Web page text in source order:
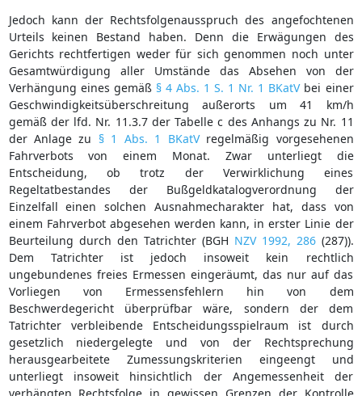
Jedoch kann der Rechtsfolgenausspruch des angefochtenen
Urteils keinen Bestand haben. Denn die Erwägungen des
Gerichts rechtfertigen weder für sich genommen noch unter
Gesamtwürdigung aller Umstände das Absehen von der
Verhängung eines gemäß § 4 Abs. 1 S. 1 Nr. 1 BKatVbei einer
Geschwindigkeitsüberschreitung außerorts um 41 km/h
gemäß der lfd. Nr. 11.3.7 der Tabelle c des Anhangs zu Nr. 11
der Anlage zu § 1 Abs. 1 BKatVregelmäßig vorgesehenen
Fahrverbots von einem Monat. Zwar unterliegt die
Entscheidung, ob trotz der Verwirklichung eines
Regeltatbestandes der Bußgeldkatalogverordnung der
Einzelfall einen solchen Ausnahmecharakter hat, dass von
einem Fahrverbot abgesehen werden kann, in erster Linie der
Beurteilung durch den Tatrichter (BGH NZV 1992, 286(287)).
Dem Tatrichter ist jedoch insoweit kein rechtlich
ungebundenes freies Ermessen eingeräumt, das nur auf das
Vorliegen von Ermessensfehlern hin von dem
Beschwerdegericht überprüfbar wäre, sondern der dem
Tatrichter verbleibende Entscheidungsspielraum ist durch
gesetzlich niedergelegte und von der Rechtsprechung
herausgearbeitete Zumessungskriterien eingeengt und
unterliegt insoweit hinsichtlich der Angemessenheit der
verhängten Rechtsfolge in gewissen Grenzen der Kontrolle